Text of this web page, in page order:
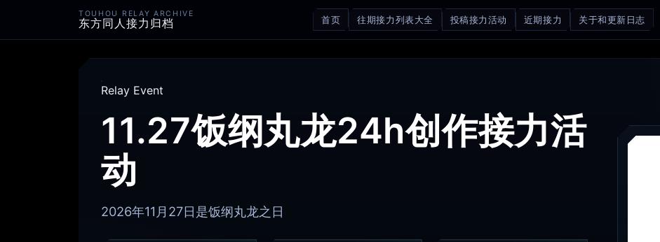
TOUHOU RELAY ARCHIVE
东方同人接力归档 首页 往期接力列表大全 投稿接力活动 近期接力 关于和更新日志
Relay Event
11.27饭纲丸龙24h创作接力活
动
2026年11月27日是饭纲丸龙之日